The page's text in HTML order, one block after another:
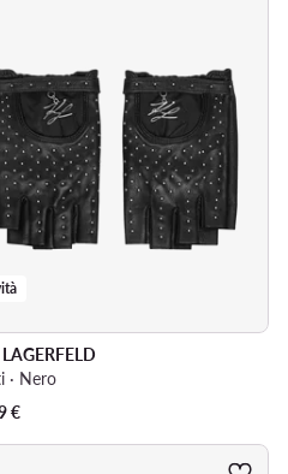
· Nero
€